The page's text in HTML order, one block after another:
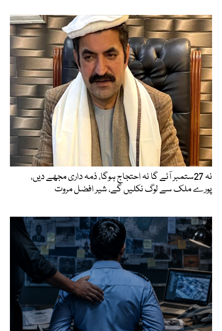
نہ 27ستمبر آئے گا نہ احتجاج ہوگا، ذمہ داری مجھے دیں،
پورے ملک سے لوگ نکلیں گے، شیر افضل مروت